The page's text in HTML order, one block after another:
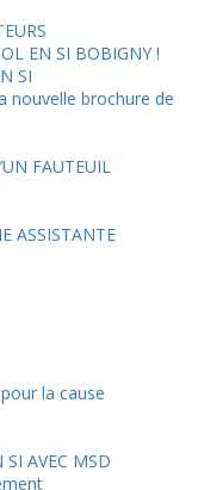
EN SI BOBIGNY !
SI
nouvelle brochure de
FAUTEUIL
ASSISTANTE
la cause
SI AVEC MSD